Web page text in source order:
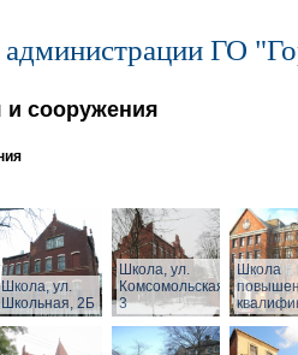
ГО
сооружения
Школа, ул.
Школьная, 2Б
Школа, ул.
Комсомольская,
3
Школа